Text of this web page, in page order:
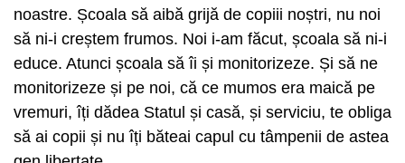
noastre. Școala să aibă grijă de copiii noștri, nu noi
să ni-i creștem frumos. Noi i-am făcut, școala să ni-i
educe. Atunci școala să îi și monitorizeze. Și să ne
monitorizeze și pe noi, că ce mumos era maică pe
vremuri, îți dădea Statul și casă, și serviciu, te obliga
să ai copii și nu îți băteai capul cu tâmpenii de astea